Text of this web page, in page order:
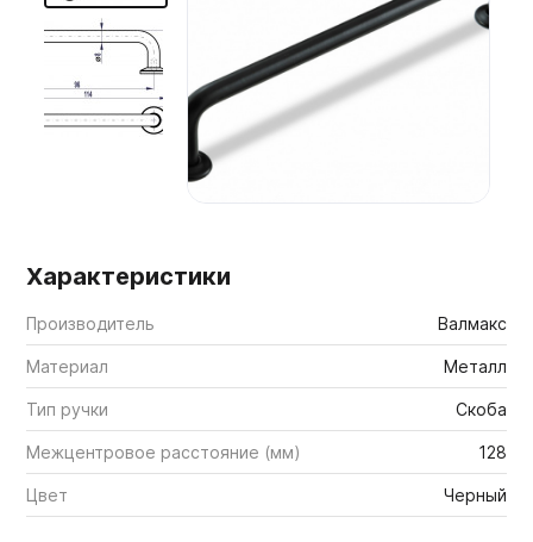
Мебельные образцы, каталоги
Характеристики
Производитель Валмакс
Материал Металл
Тип ручки Скоба
Межцентровое расстояние (мм) 128
Цвет Черный